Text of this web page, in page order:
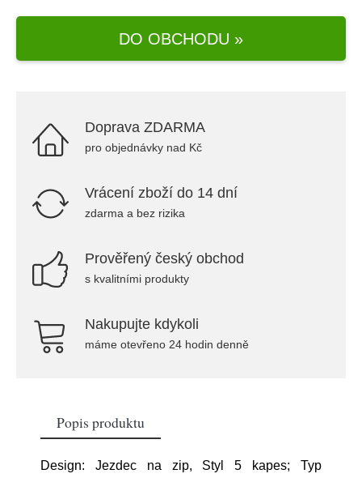
DO OBCHODU »
Doprava ZDARMA
pro objednávky nad Kč
Vrácení zboží do 14 dní
zdarma a bez rizika
Prověřený český obchod
s kvalitními produkty
Nakupujte kdykoli
máme otevřeno 24 hodin denně
Popis produktu
Design: Jezdec na zip, Styl 5 kapes; Typ